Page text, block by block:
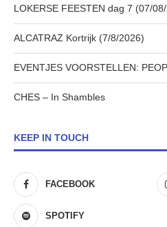
LOKERSE FEESTEN dag 7 (07/
ALCATRAZ Kortrijk (7/8/2026)
EVENTJES VOORSTELLEN:
CHES – In Shambles
KEEP IN TOUCH
FACEBOOK
SPOTIFY